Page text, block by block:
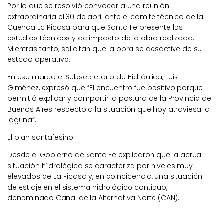
Por lo que se resolvió convocar a una reunión
extraordinaria el 30 de abril ante el comité técnico de la
Cuenca La Picasa para que Santa Fe presente los
estudios técnicos y de impacto de la obra realizada.
Mientras tanto, solicitan que la obra se desactive de su
estado operativo.
En ese marco el Subsecretario de Hidráulica, Luis
Giménez, expresó que “El encuentro fue positivo porque
permitió explicar y compartir la postura de la Provincia de
Buenos Aires respecto a la situación que hoy atraviesa la
laguna”.
El plan santafesino
Desde el Gobierno de Santa Fe explicaron que la actual
situación hídrológica se caracteriza por niveles muy
elevados de La Picasa y, en coincidencia, una situación
de estiaje en el sistema hidrológico contiguo,
denominado Canal de la Alternativa Norte (CAN).